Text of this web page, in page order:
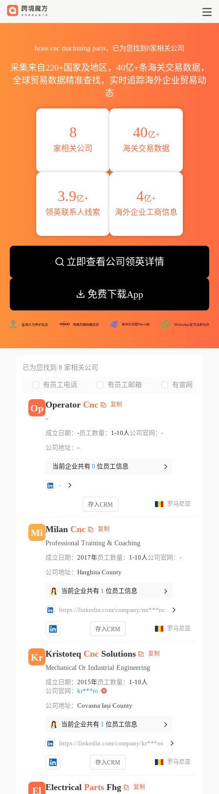
brass cnc machining parts，已为您找到8家相关公司
采集来自220+国家及地区，40亿+条海关交易数据，
全球贸易数据精准查找，实时追踪海外企业贸易动
态
8
家相关公司
40亿+
海关交易数据
3.9亿+
领英联系人线索
4亿+
海外企业工商信息
立即查看公司领英详情
免费下载App
已为您找到 8家相关公司
有员工电话 有员工邮箱 有官网
Op Operator Cnc 复制
-
成立日期： -员工数量： 1-10人公司官网： -
公司地址： -
当前企业共有 0 位员工信息
-
存入CRM 罗马尼亚
Mi Milan Cnc 复制
Professional Training & Coaching
成立日期： 2017年员工数量： 1-10人公司官网： -
公司地址： Harghita County
当前企业共有 1 位员工信息
https://linkedin.com/company/mi***nc
存入CRM 罗马尼亚
Kr Kristoteq CncSolutions 复制
Mechanical Or Industrial Engineering
成立日期： 2015年员工数量： 1-10人
公司官网： kr***ro
公司地址： Covasna Iași County
当前企业共有 1 位员工信息
https://linkedin.com/company/kr***ns
存入CRM 罗马尼亚
El Electrical PartsFhg 复制